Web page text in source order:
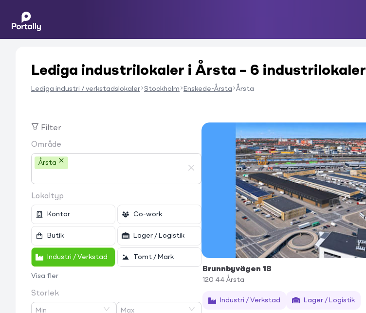
Lediga industrilokaler i Årsta – 6 industrilokaler
Lediga industri / verkstadslokaler Stockholm Enskede-Årsta Årsta
Filter
Område
Årsta
Lokaltyp
Kontor Co-work
Butik Lager / Logistik
Industri / Verkstad Tomt / Mark
Visa fler
Storlek
Min Max
Brunnbyvägen 18
120 44 Årsta
Industri / Verkstad Lager / Logistik